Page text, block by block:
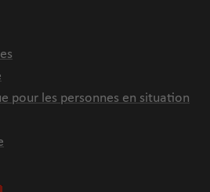
pour les personnes en situation